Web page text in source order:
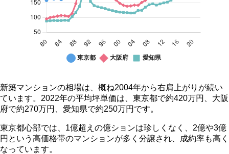
築
マ
ン
シ
ョ
ン
均坪単価推移
東京都 大阪府
愛知
県
81168 101
90
82164 103
91
83 169.2
新築マンションの相場は、概ね2004年から右肩上がりが続い
ています。2022年の平均坪単価は、東京都で約420万円、大阪
府で約270万円、愛知県で約250万円です。
東京都心部では、1億超えの億ションは珍しくなく、2億や3億
円という高価格帯のマンションが多く分譲され、成約率も高く
なっています。